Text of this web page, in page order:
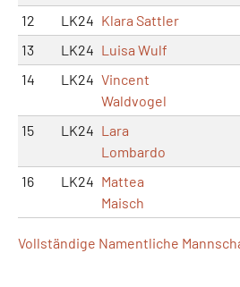
12
LK24 Klara Sattler
13
LK24 Luisa Wulf
14
LK24 Vincent
Waldvogel
15 LK24 Lara
Lombardo
16 LK24 Mattea
Maisch
Vollständige Namentliche